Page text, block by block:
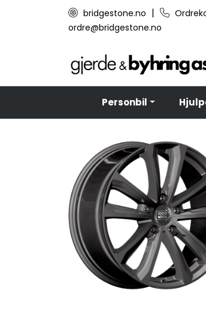
Skip to main contentbridgestone.no |
ordre@bridgestone.no
Personbil